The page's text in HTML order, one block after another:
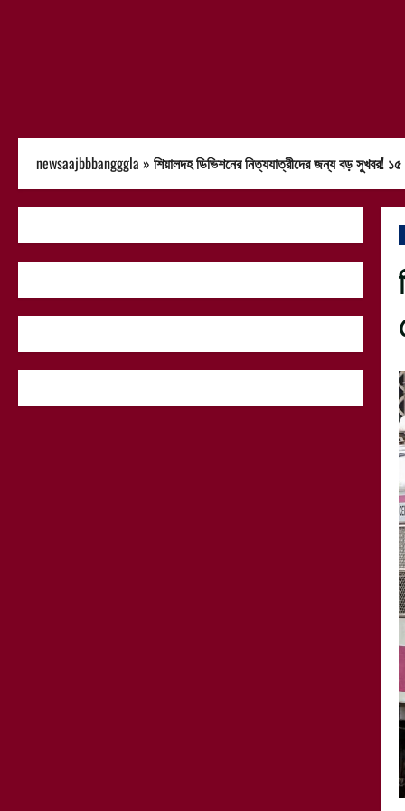
newsaajbbbangggla » শিয়ালদহ ডিভিশনের নিত্যযাত্রীদের জন্য বড় সুখবর!